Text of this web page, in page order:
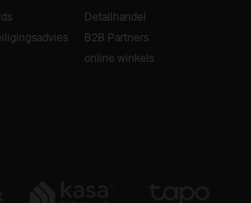
Detailhandel
B2B Partners
online winkels